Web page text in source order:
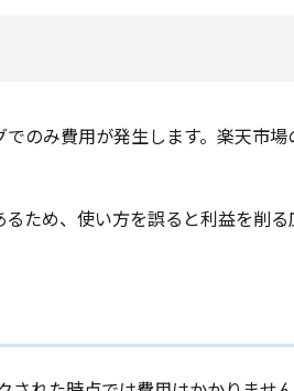
のみ費用が発生します。楽天市場
ため、使い方を誤ると利益を削